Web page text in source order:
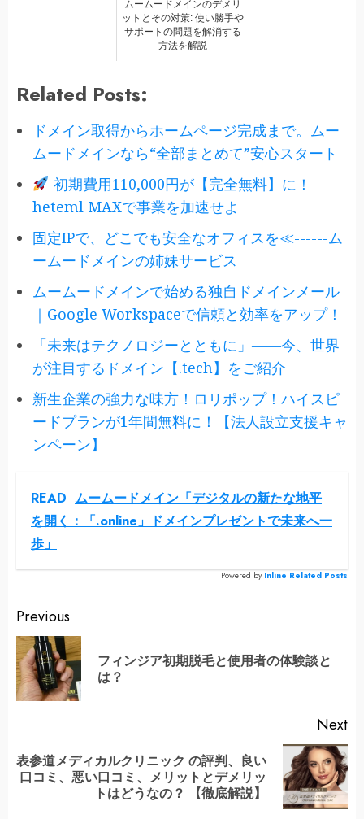
ムームードメインのデメリ
ットとその対策: 使い勝手や
サポートの問題を解消する
方法を解説
Related Posts:
ドメイン取得からホームページ完成まで。ムー
ムードメインなら“全部まとめて”安心スタート
初期費用110,000円が【完全無料】に！
heteml MAXで事業を加速せよ
固定IPで、どこでも安全なオフィスを≪------ム
ームードメインの姉妹サービス
ムームードメインで始める独自ドメインメール
｜Google Workspaceで信頼と効率をアップ！
「未来はテクノロジーとともに」――今、世界
が注目するドメイン【.tech】をご紹介
新生企業の強力な味方！ロリポップ！ハイスピ
ードプランが1年間無料に！【法人設立支援キャ
ンペーン】
READ ムームードメイン「デジタルの新たな地平
を開く：「.online」ドメインプレゼントで未来へ一
歩」
Powered by Inline Related Posts
Continue
Reading
Previous
フィンジア初期脱毛と使用者の体験談と
は？
Next
Next
表参道メディカルクリニック の評判、良い
口コミ、悪い口コミ、メリットとデメリッ
トはどうなの？ 【徹底解説】